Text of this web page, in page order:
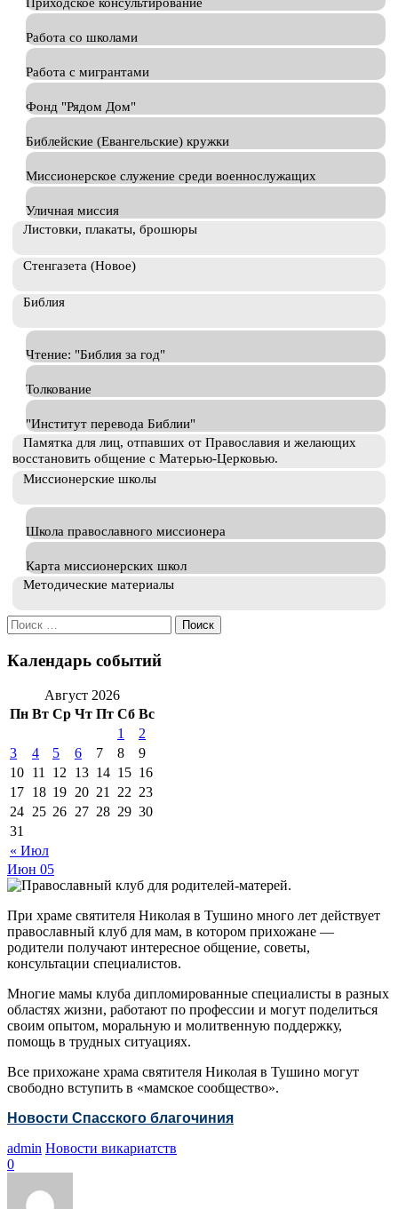
Приходское консультирование
Работа со школами
Работа с мигрантами
Фонд "Рядом Дом"
Библейские (Евангельские) кружки
Миссионерское служение среди военнослужащих
Уличная миссия
Листовки, плакаты, брошюры
Стенгазета (Новое)
Библия
Чтение: "Библия за год"
Толкование
"Институт перевода Библии"
Памятка для лиц, отпавших от Православия и желающих
восстановить общение с Матерью-Церковью.
Миссионерские школы
Школа православного миссионера
Карта миссионерских школ
Методические материалы
Искать:
Календарь событий
Август 2026
Пн Вт Ср Чт Пт Сб Вс
« Июл
1
2
3
4 5 6 7 8
9
10 11 12 13 14 15 16
17 18 19 20 21 22 23
24 25 26 27 28 29 30
31
Июн 05
При храме святителя Николая в Тушино много лет действует
православный клуб для мам, в котором прихожане —
родители получают интересное общение, советы,
консультации специалистов.
Многие мамы клуба дипломированные специалисты в разных
областях жизни, работают по профессии и могут поделиться
своим опытом, моральную и молитвенную поддержку,
помощь в трудных ситуациях.
Все прихожане храма святителя Николая в Тушино могут
свободно вступить в «мамское сообщество».
Новости Спасского благочиния
admin Новости викариатств
0